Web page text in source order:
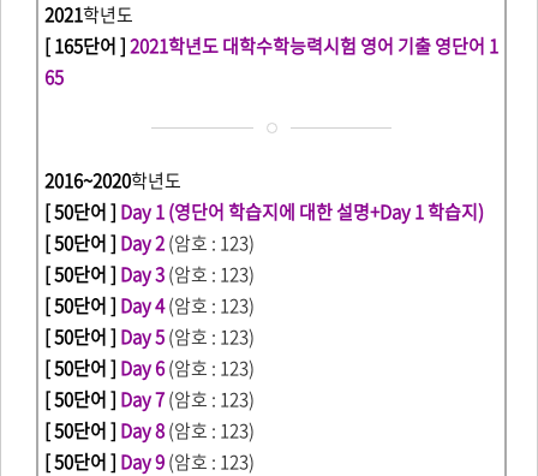
2021학년도
[ 165단어 ]2021학년도 대학수학능력시험 영어 기출 영단어 1
65
2016~2020학년도
[ 50단어 ] Day 1 (영단어 학습지에 대한 설명+Day 1 학습지)
[ 50단어 ] Day 2(암호 : 123)
[ 50단어 ] Day 3(암호 : 123)
[ 50단어 ] Day 4(암호 : 123)
[ 50단어 ] Day 5(암호 : 123)
[ 50단어 ] Day 6(암호 : 123)
[ 50단어 ] Day 7(암호 : 123)
[ 50단어 ] Day 8(암호 : 123)
[ 50단어 ] Day 9(암호 : 123)